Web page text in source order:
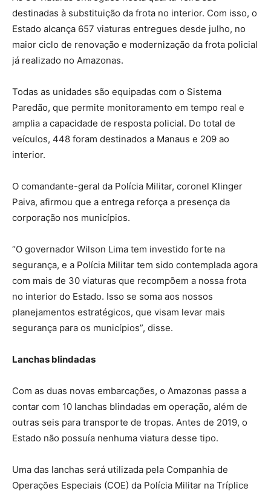
destinadas à substituição da frota no interior. Com isso, o
Estado alcança 657 viaturas entregues desde julho, no
maior ciclo de renovação e modernização da frota policial
já realizado no Amazonas.
Todas as unidades são equipadas com o Sistema
Paredão, que permite monitoramento em tempo real e
amplia a capacidade de resposta policial. Do total de
veículos, 448 foram destinados a Manaus e 209 ao
interior.
O comandante-geral da Polícia Militar, coronel Klinger
Paiva, afirmou que a entrega reforça a presença da
corporação nos municípios.
“O governador Wilson Lima tem investido forte na
segurança, e a Polícia Militar tem sido contemplada agora
com mais de 30 viaturas que recompõem a nossa frota
no interior do Estado. Isso se soma aos nossos
planejamentos estratégicos, que visam levar mais
segurança para os municípios”, disse.
Lanchas blindadas
Com as duas novas embarcações, o Amazonas passa a
contar com 10 lanchas blindadas em operação, além de
outras seis para transporte de tropas. Antes de 2019, o
Estado não possuía nenhuma viatura desse tipo.
Uma das lanchas será utilizada pela Companhia de
Operações Especiais (COE) da Polícia Militar na Tríplice